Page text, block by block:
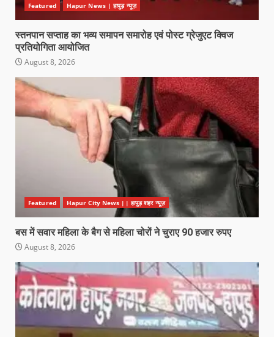
Featured Hapur News | हापुड़ न्यूज़
स्तनपान सप्ताह का भव्य समापन समारोह एवं पोस्ट ग्रेजुएट क्विज
प्रतियोगिता आयोजित
August 8, 2026
Featured Hapur City News || हापुड़ शहर न्यूज़
बस में सवार महिला के बैग से महिला चोरों ने चुराए 90 हजार रुपए
August 8, 2026